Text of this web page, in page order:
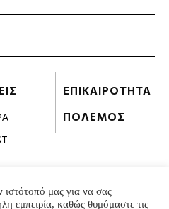
ΕΠΙΚΑΙΡΟΤΗΤΑ
ΠΟΛΕΜΟΣ
μας για να σας
εμπειρία, καθώς θυμόμαστε τις